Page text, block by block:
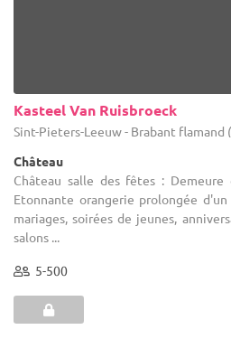
Kasteel Van Ruisbroeck
Sint-Pieters-Leeuw - Brabant flamand
Château
Château salle des fêtes :
Etonnante orangerie prolongée
mariages, soirées de jeunes,
salons ...
5-500